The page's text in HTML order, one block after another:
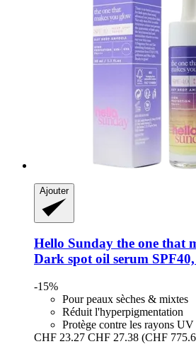
Ajouter
Hello Sunday the one that
Dark spot oil serum
-15%
Pour peaux sèches & mixtes
Réduit l'hyperpigmentation
Protège contre les rayons UV
CHF 23.27 CHF 27.38 (CHF